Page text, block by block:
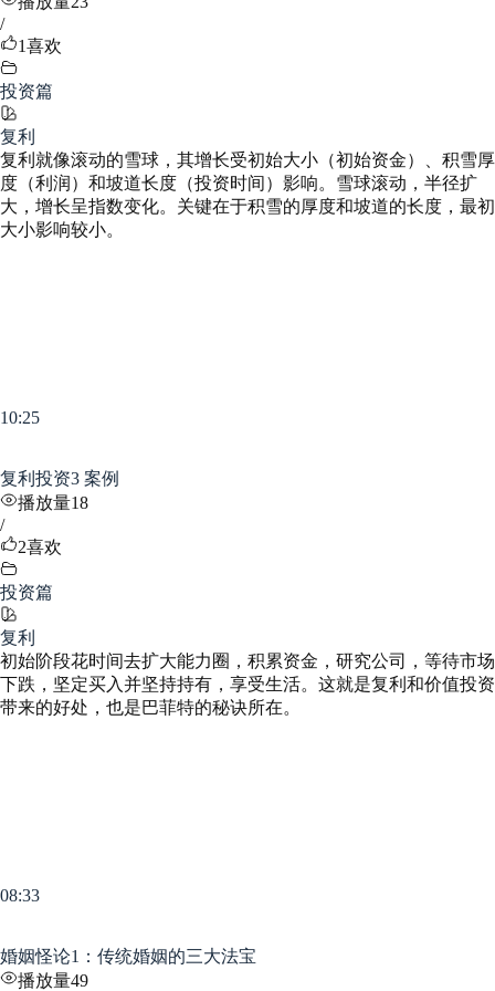
/
1喜欢
投资篇
复利
复利就像滚动的雪球，其增长受初始大小（初始资金）、积雪厚
度（利润）和坡道长度（投资时间）影响。雪球滚动，半径扩
大，增长呈指数变化。关键在于积雪的厚度和坡道的长度，最初
大小影响较小。
10:25
复利投资3 案例
播放量18
/
2喜欢
投资篇
复利
初始阶段花时间去扩大能力圈，积累资金，研究公司，等待市场
下跌，坚定买入并坚持持有，享受生活。这就是复利和价值投资
带来的好处，也是巴菲特的秘诀所在。
08:33
婚姻怪论1：传统婚姻的三大法宝
播放量49